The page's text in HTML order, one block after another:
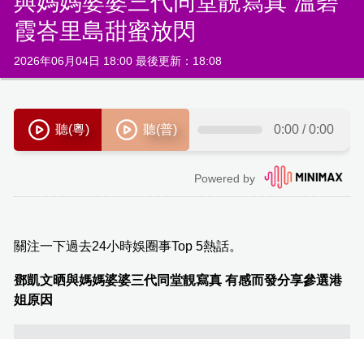
霞峇里島甜蜜放閃
2026年06月04日 18:00 最後更新：18:08
關注一下過去24小時娛圈事Top 5熱話。
鄧凱文晒與媽媽婆婆三代同堂靚寫真 有感而發分享參選港
姐原因